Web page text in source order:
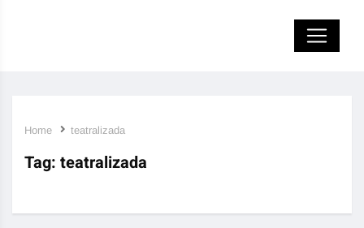
Home teatralizada
Tag: teatralizada